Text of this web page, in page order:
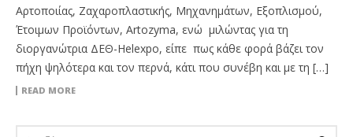
Αρτοποιίας, Ζαχαροπλαστικής, Μηχανημάτων, Εξοπλισμού,
Έτοιμων Προϊόντων, Artozyma, ενώ μιλώντας για τη
διοργανώτρια ΔΕΘ-Helexpo, είπε πως κάθε φορά βάζει τον
πήχη ψηλότερα και τον περνά, κάτι που συνέβη και με τη […]
READ MORE